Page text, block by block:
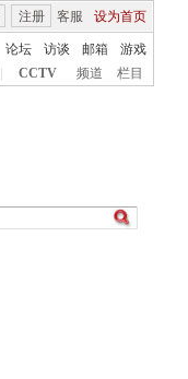
客服 设为首页
注册
论坛 访谈 邮箱
游戏
CCTV 频道 栏目